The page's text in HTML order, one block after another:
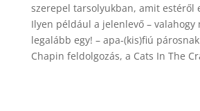
szerepel tarsolyukban, amit estéről
Ilyen például a jelenlevő – valahogy
legalább egy! – apa-(kis)fiú
Chapin feldolgozás, a Cats In The